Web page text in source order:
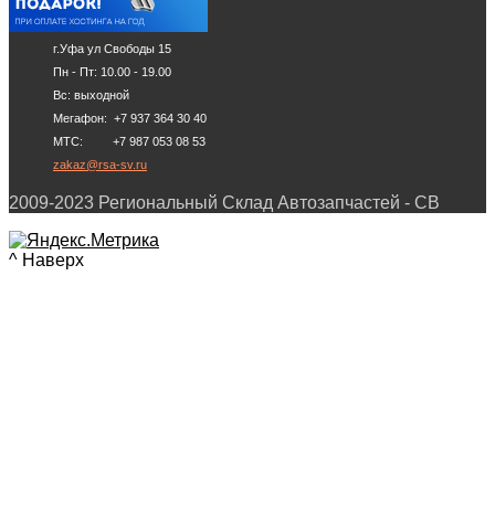
г.Уфа ул Свободы 15
Пн - Пт: 10.00 - 19.00
Вс: выходной
Мегафон: +7 937 364 30 40
МТС: +7 987 053 08 53
zakaz@rsa-sv.ru
2009-2023 Региональный Склад Автозапчастей - СВ
^ Наверх